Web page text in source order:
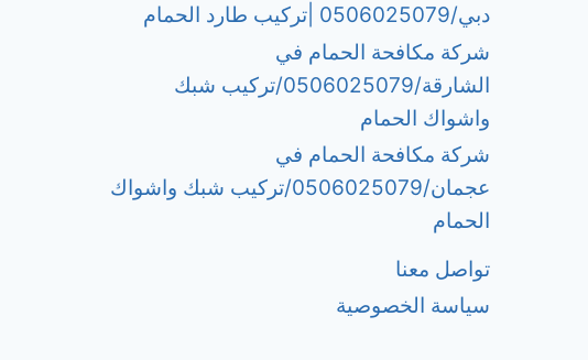
دبي/0506025079 |تركيب طارد الحمام
شركة مكافحة الحمام في
الشارقة/0506025079/تركيب شبك
واشواك الحمام
شركة مكافحة الحمام في
عجمان/0506025079/تركيب شبك واشواك
الحمام
تواصل معنا
سياسة الخصوصية